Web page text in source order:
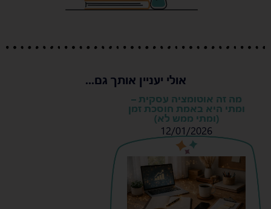
אולי יעניין אותך גם...
מה זה אוטומציה עסקית –
ומתי היא באמת חוסכת זמן
(ומתי ממש לא)
12/01/2026
s
s